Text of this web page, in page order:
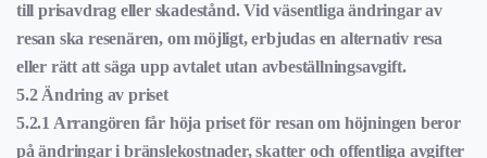
till prisavdrag eller skadestånd. Vid väsentliga ändringar av
resan ska resenären, om möjligt, erbjudas en alternativ resa
eller rätt att säga upp avtalet utan avbeställningsavgift.
5.2 Ändring av priset
5.2.1 Arrangören får höja priset för resan om höjningen beror
på ändringar i bränslekostnader, skatter och offentliga avgifter